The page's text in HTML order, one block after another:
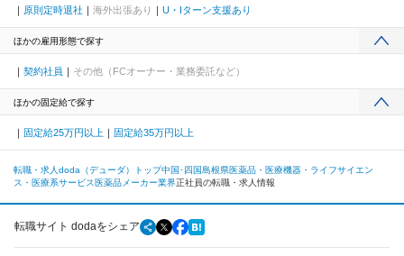
原則定時退社
海外出張あり U・Iターン支援あり
ほかの雇用形態で探す
契約社員 その他（FCオーナー・業務委託など）
ほかの固定給で探す
固定給25万円以上 固定給35万円以上
転職・求人doda（デューダ）トップ中国･四国島根県医薬品・医療機器・ライフサイエン
ス・医療系サービス 医薬品メーカー業界正社員の転職・求人情報
転職サイト dodaをシェア